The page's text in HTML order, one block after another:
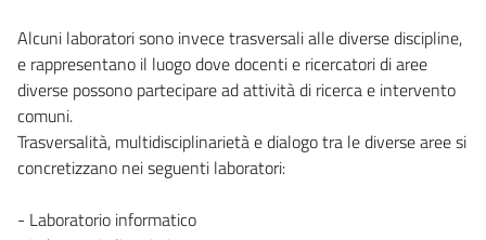
Alcuni laboratori sono invece trasversali alle diverse discipline,
e rappresentano il luogo dove docenti e ricercatori di aree
diverse possono partecipare ad attività di ricerca e intervento
comuni.
Trasversalità, multidisciplinarietà e dialogo tra le diverse aree si
concretizzano nei seguenti laboratori:
- Laboratorio informatico